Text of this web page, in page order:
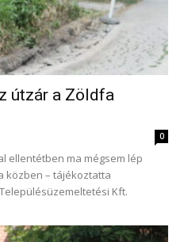
útzár a Zöldfa
0
ellentétben ma mégsem lép
közben – tájékoztatta
Kft.